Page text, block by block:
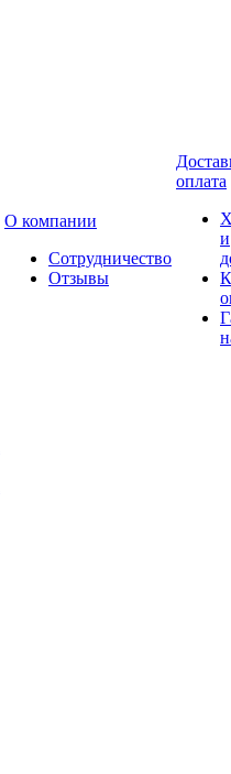
О компании
Сотрудничество
Отзывы
оплата
и